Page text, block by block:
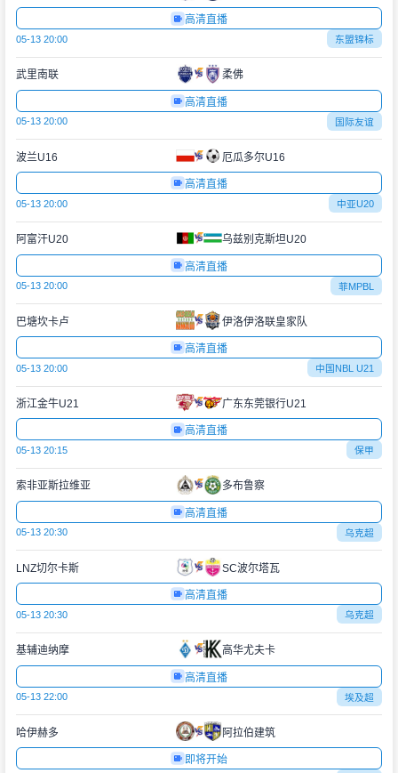
高清直播
05-13 20:00 东盟锦标
武里南联 柔佛
高清直播
05-13 20:00 国际友谊
波兰U16 厄瓜多尔U16
高清直播
05-13 20:00 中亚U20
阿富汗U20 乌兹别克斯坦U20
高清直播
05-13 20:00 菲MPBL
巴塘坎卡卢 伊洛伊洛联皇家队
高清直播
05-13 20:00 中国NBL U21
浙江金牛U21 广东东莞银行U21
高清直播
05-13 20:15 保甲
索非亚斯拉维亚 多布鲁察
高清直播
05-13 20:30 乌克超
LNZ切尔卡斯 SC波尔塔瓦
高清直播
05-13 20:30 乌克超
基辅迪纳摩 高华尤夫卡
高清直播
05-13 22:00 埃及超
哈伊赫多 阿拉伯建筑
即将开始